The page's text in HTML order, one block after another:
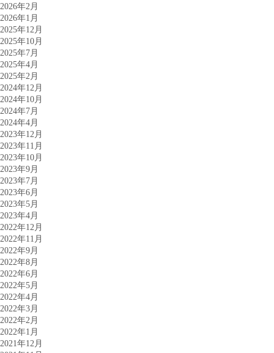
2026年2月
2026年1月
2025年12月
2025年10月
2025年7月
2025年4月
2025年2月
2024年12月
2024年10月
2024年7月
2024年4月
2023年12月
2023年11月
2023年10月
2023年9月
2023年7月
2023年6月
2023年5月
2023年4月
2022年12月
2022年11月
2022年9月
2022年8月
2022年6月
2022年5月
2022年4月
2022年3月
2022年2月
2022年1月
2021年12月